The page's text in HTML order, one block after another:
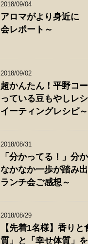
2018/09/04
アロマがより身近に
会レポート～
2018/09/02
超かんたん！平野コ
っている豆もやしレ
イーティングレシピ～
2018/08/31
「分かってる！」分
なかなか一歩が踏み
ランチ会ご感想～
2018/08/29
【先着1名様】香り
質」と「幸せ体質」